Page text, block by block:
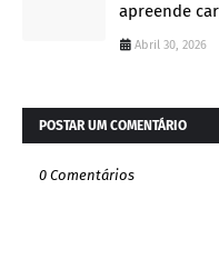
apreende
Abril 30, 2026
POSTAR UM COMENTÁRIO
0 Comentários